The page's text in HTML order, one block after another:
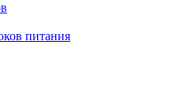
питания